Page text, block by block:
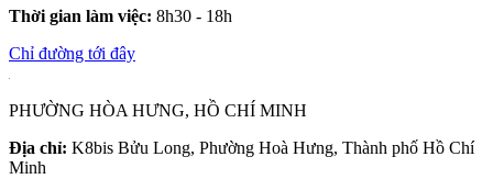
Thời gian làm việc: 8h30 - 18h
Chỉ đường tới đây
PHƯỜNG HÒA HƯNG, HỒ CHÍ MINH
Địa chỉ: K8bis Bửu Long, Phường Hoà Hưng, Thành phố Hồ Chí
Minh